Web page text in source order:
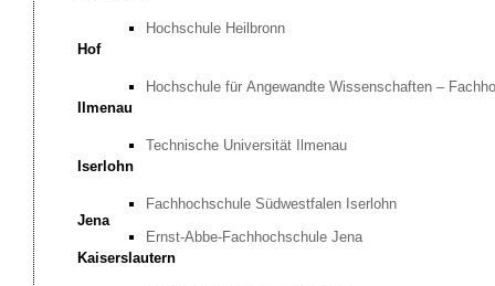
Hochschule Heilbronn
Hof
Hochschule für Angewandte Wissenschaften –
Ilmenau
Technische Universität Ilmenau
Iserlohn
Fachhochschule Südwestfalen Iserlohn
Jena
Ernst-Abbe-Fachhochschule Jena
Kaiserslautern